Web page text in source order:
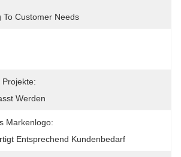
To Customer Needs
Werden
Markenlogo:
Entsprechend Kundenbedarf